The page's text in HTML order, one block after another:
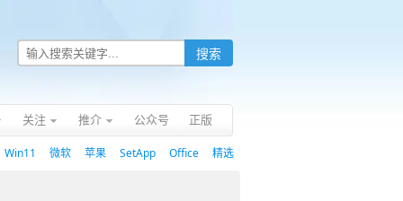
关注 推介 公众号 正版
Win11 微软 苹果 SetApp Office 精选